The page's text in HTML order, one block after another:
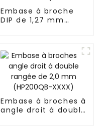
Embase à broche
DIP de 1,27 mm
Embase à broches à
angle droit à double